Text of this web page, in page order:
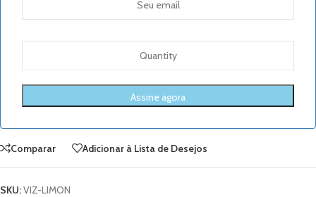
Comparar Adicionar à Lista de Desejos
SKU:VIZ-LIMON